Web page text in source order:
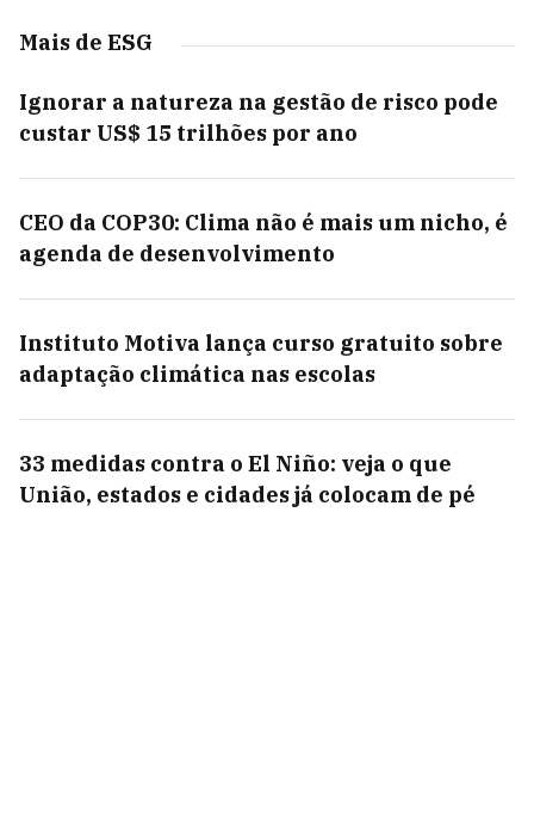
Mais de ESG
Ignorar a natureza na gestão de risco pode
custar US$ 15 trilhões por ano
CEO da COP30: Clima não é mais um nicho, é
agenda de desenvolvimento
Instituto Motiva lança curso gratuito sobre
adaptação climática nas escolas
33 medidas contra o El Niño: veja o que
União, estados e cidades já colocam de pé